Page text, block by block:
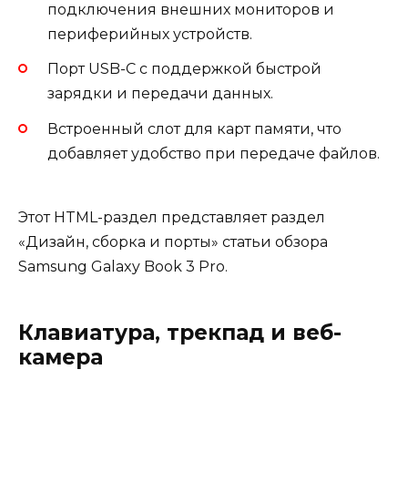
подключения внешних мониторов и
периферийных устройств.
Порт USB-C с поддержкой быстрой
зарядки и передачи данных.
Встроенный слот для карт памяти, что
добавляет удобство при передаче файлов.
Этот HTML-раздел представляет раздел
«Дизайн, сборка и порты» статьи обзора
Samsung Galaxy Book 3 Pro.
Клавиатура, трекпад и веб-
камера